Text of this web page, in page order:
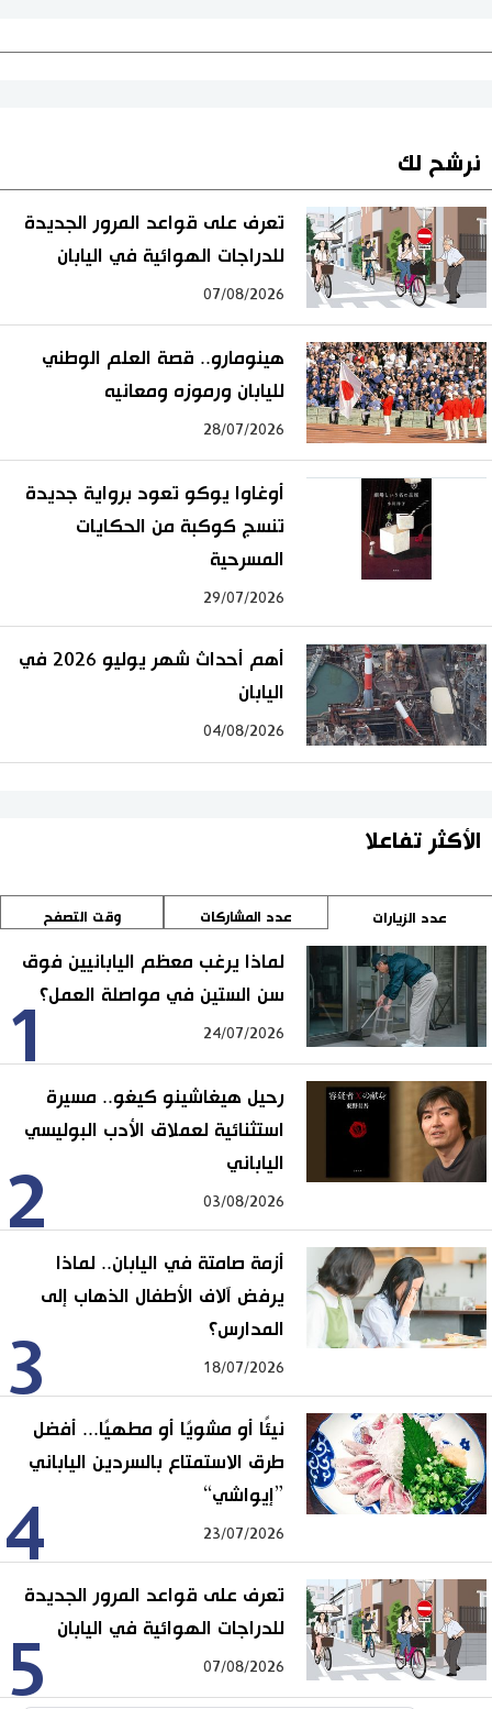
نرشح لك
تعرف على قواعد المرور الجديدة
للدراجات الهوائية في اليابان
07/08/2026
هينومارو.. قصة العلم الوطني
لليابان ورموزه ومعانيه
28/07/2026
أوغاوا يوكو تعود برواية جديدة
تنسج كوكبة من الحكايات
المسرحية
29/07/2026
أهم أحداث شهر يوليو 2026 في
اليابان
04/08/2026
الأكثر تفاعلا
عدد الزيارات عدد المشاركات وقت التصفح
1
لماذا يرغب معظم اليابانيين فوق
سن الستين في مواصلة العمل؟
24/07/2026
2
رحيل هيغاشينو كيغو.. مسيرة
استثنائية لعملاق الأدب البوليسي
الياباني
03/08/2026
3
أزمة صامتة في اليابان.. لماذا
يرفض آلاف الأطفال الذهاب إلى
المدارس؟
18/07/2026
4
نيئًا أو مشويًا أو مطهيًا... أفضل
طرق الاستمتاع بالسردين الياباني
”إيواشي“
23/07/2026
5
تعرف على قواعد المرور الجديدة
للدراجات الهوائية في اليابان
07/08/2026